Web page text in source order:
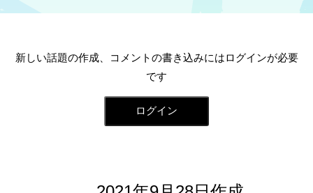
新しい話題の作成、コメントの書き込みにはログインが必要
です
ログイン